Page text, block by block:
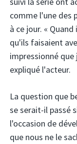
comme l'une des
à ce jour. «
qu'ils faisaient
impressionné que
expliqué l'acteur.
La question que
se serait-il passé
l'occasion de
que nous ne le